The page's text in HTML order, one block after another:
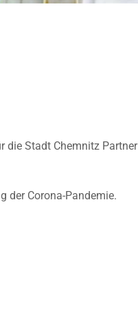
die Stadt Chemnitz Partner
der Corona-Pandemie.